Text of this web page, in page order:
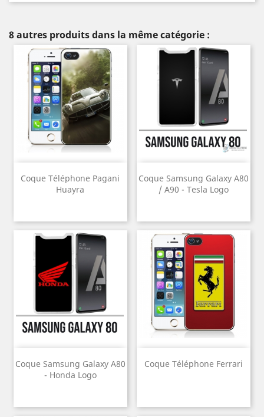
8 autres produits dans la même catégorie :
Coque Téléphone Pagani
Huayra
Coque Samsung Galaxy A80
/ A90 - Tesla Logo
Coque Samsung Galaxy A80
- Honda Logo
Coque Téléphone Ferrari